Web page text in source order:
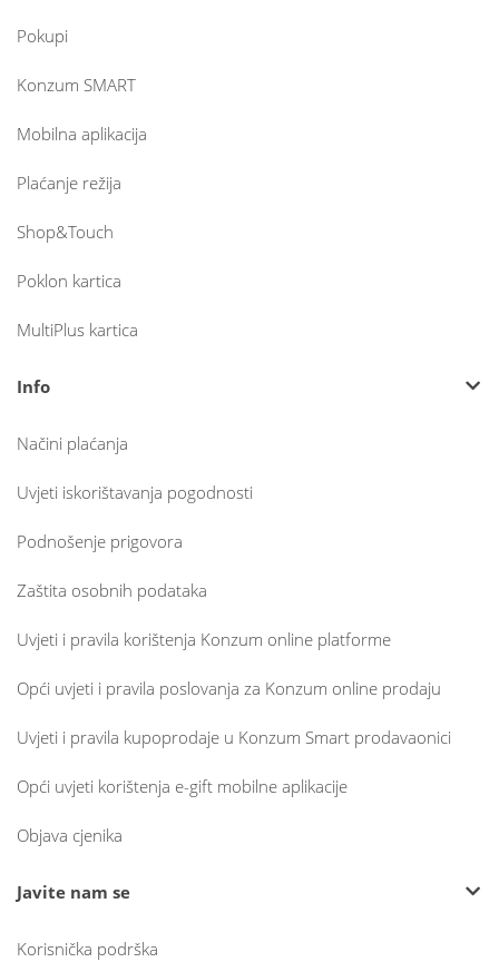
Pokupi
Konzum SMART
Mobilna aplikacija
Plaćanje režija
Shop&Touch
Poklon kartica
MultiPlus kartica
Info
Načini plaćanja
Uvjeti iskorištavanja pogodnosti
Podnošenje prigovora
Zaštita osobnih podataka
Uvjeti i pravila korištenja Konzum online platforme
Opći uvjeti i pravila poslovanja za Konzum online prodaju
Uvjeti i pravila kupoprodaje u Konzum Smart prodavaonici
Opći uvjeti korištenja e-gift mobilne aplikacije
Objava cjenika
Javite nam se
Korisnička podrška